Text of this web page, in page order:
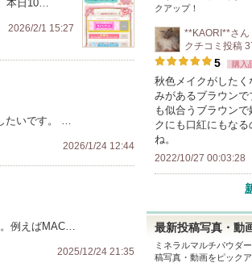
本日10…
2026/2/1 15:27
たいです。 …
2026/1/24 12:44
例えばMAC…
2025/12/24 21:35
クアップ！
**KAORI**さん
クチコミ投稿
5 購入
秋色メイクがしたく
みがあるブラウンで
も似合うブラウン
クにも口紅にもなる
ね。
2022/10/27 00:03:28
最新投稿写真・動
ミネラルマルチパウダ
稿写真・動画をピックア